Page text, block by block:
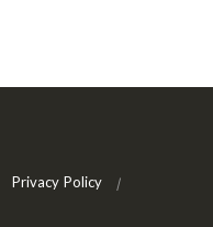
Privacy Policy